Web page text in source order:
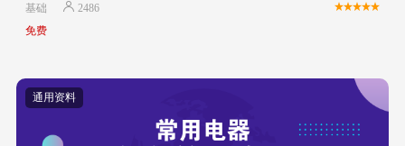
基础
2486
免费
通用资料